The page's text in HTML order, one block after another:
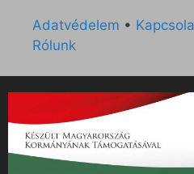
Adatvédelem •
Rólunk